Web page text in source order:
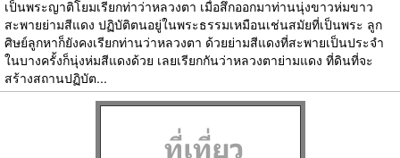
เป็นพระญาติโยมเรียกท่าว่าหลวงตา เมื่อสึกออกมาท่านนุ่งขาวห่มขาว
สะพายย่ามสีแดง ปฏิบัติตนอยู่ในพระธรรมเหมือนเช่นสมัยที่เป็นพระ ลูก
ศิษย์ลูกหาก็ยังคงเรียกท่านว่าหลวงตา ด้วยย่ามสีแดงที่สะพายเป็นประจำ
ในบางครั้งก็นุ่งห่มสีแดงด้วย เลยเรียกกันว่าหลวงตาย่ามแดง ที่ดินที่จะ
สร้างสถานปฏิบัต...